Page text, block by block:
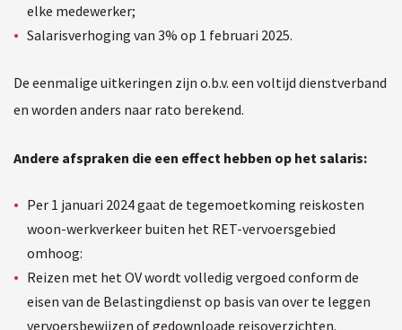
elke medewerker;
Salarisverhoging van 3% op 1 februari 2025.
De eenmalige uitkeringen zijn o.b.v. een voltijd dienstverband
en worden anders naar rato berekend.
Andere afspraken die een effect hebben op het salaris:
Per 1 januari 2024 gaat de tegemoetkoming reiskosten
woon-werkverkeer buiten het RET-vervoersgebied
omhoog:
Reizen met het OV wordt volledig vergoed conform de
eisen van de Belastingdienst op basis van over te leggen
vervoersbewijzen of gedownloade reisoverzichten.